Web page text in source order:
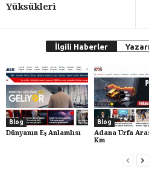
Yüksükleri
İlgili Haberler
Blog
Dünyanın Eş Anlamlısı
Blog
Adana Urfa
Km